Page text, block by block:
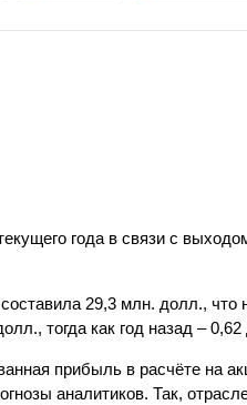
года в связи с
29,3 млн. долл., что
тогда как год назад – 0,62
прибыль в расчёте на
аналитиков. Так,